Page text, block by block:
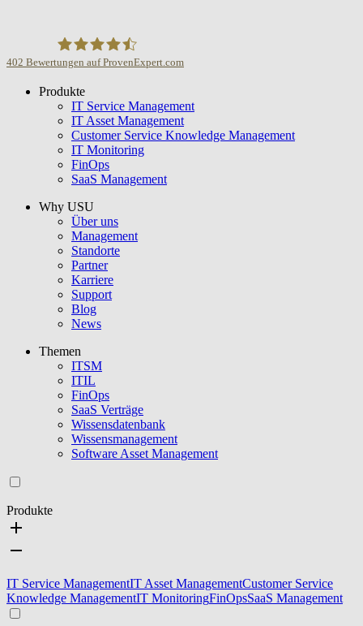
USU GmbH
402 Bewertungen auf ProvenExpert.com
Produkte
IT Service Management
IT Asset Management
Customer Service Knowledge Management
IT Monitoring
FinOps
SaaS Management
Why USU
Über uns
Management
Standorte
Partner
Karriere
Support
Blog
News
Themen
ITSM
ITIL
FinOps
SaaS Verträge
Wissensdatenbank
Wissensmanagement
Software Asset Management
Produkte
IT Service ManagementIT Asset ManagementCustomer Service
Knowledge ManagementIT MonitoringFinOpsSaaS Management